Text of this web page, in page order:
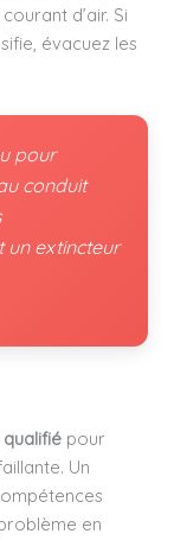
d’air. Si
évacuez les
pour
conduit
un extincteur
pour
Un
en